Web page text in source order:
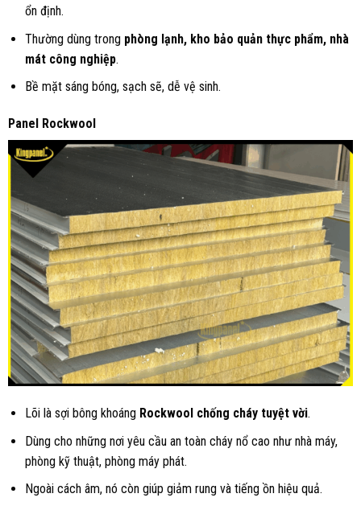
ổn định.
Thường dùng trong phòng lạnh, kho bảo quản thực phẩm, nhà
mát công nghiệp.
Bề mặt sáng bóng, sạch sẽ, dễ vệ sinh.
Panel Rockwool
Lõi là sợi bông khoáng Rockwool chống cháy tuyệt vời.
Dùng cho những nơi yêu cầu an toàn cháy nổ cao như nhà máy,
phòng kỹ thuật, phòng máy phát.
Ngoài cách âm, nó còn giúp giảm rung và tiếng ồn hiệu quả.